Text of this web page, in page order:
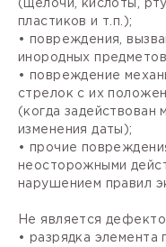
(щелочи, кислоты,
пластиков и т.п.);
• повреждения,
инородных
• повреждение
стрелок с их
(когда задействован
изменения даты);
• прочие
неосторожными
нарушением правил
Не является
• разрядка элемента